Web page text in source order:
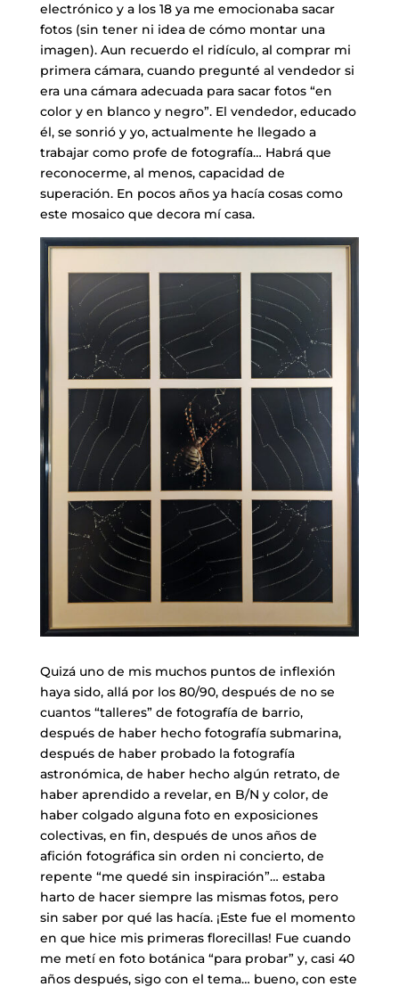
electrónico y a los 18 ya me emocionaba sacar
fotos (sin tener ni idea de cómo montar una
imagen). Aun recuerdo el ridículo, al comprar mi
primera cámara, cuando pregunté al vendedor si
era una cámara adecuada para sacar fotos “en
color y en blanco y negro”. El vendedor, educado
él, se sonrió y yo, actualmente he llegado a
trabajar como profe de fotografía… Habrá que
reconocerme, al menos, capacidad de
superación. En pocos años ya hacía cosas como
este mosaico que decora mí casa.
Quizá uno de mis muchos puntos de inflexión
haya sido, allá por los 80/90, después de no se
cuantos “talleres” de fotografía de barrio,
después de haber hecho fotografía submarina,
después de haber probado la fotografía
astronómica, de haber hecho algún retrato, de
haber aprendido a revelar, en B/N y color, de
haber colgado alguna foto en exposiciones
colectivas, en fin, después de unos años de
afición fotográfica sin orden ni concierto, de
repente “me quedé sin inspiración”… estaba
harto de hacer siempre las mismas fotos, pero
sin saber por qué las hacía. ¡Este fue el momento
en que hice mis primeras florecillas! Fue cuando
me metí en foto botánica “para probar” y, casi 40
años después, sigo con el tema… bueno, con este